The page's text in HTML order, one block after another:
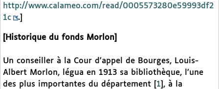
http://www.calameo.com/read/0005573280e59993df2
1c
.]
[Historique du fonds Morlon]
Un conseiller à la Cour d’appel de Bourges, Louis-
Albert Morlon, légua en 1913 sa bibliothèque, l’une
des plus importantes du département
1 , à la